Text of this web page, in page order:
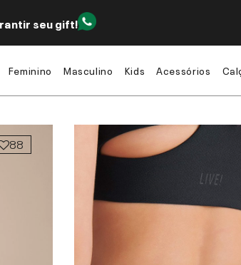
seu gift!
Feminino Masculino Kids Acessórios
88